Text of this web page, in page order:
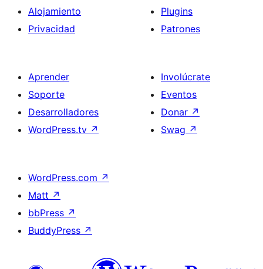
Alojamiento
Privacidad
Plugins
Patrones
Aprender
Soporte
Desarrolladores
WordPress.tv ↗
Involúcrate
Eventos
Donar ↗
Swag ↗
WordPress.com ↗
Matt ↗
bbPress ↗
BuddyPress ↗